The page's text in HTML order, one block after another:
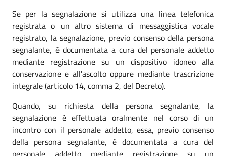
Se per la segnalazione si utilizza una linea telefonica
registrata o un altro sistema di messaggistica vocale
registrato, la segnalazione, previo consenso della persona
segnalante, è documentata a cura del personale addetto
mediante registrazione su un dispositivo idoneo alla
conservazione e all'ascolto oppure mediante trascrizione
integrale (articolo 14, comma 2, del Decreto).
Quando, su richiesta della persona segnalante, la
segnalazione è effettuata oralmente nel corso di un
incontro con il personale addetto, essa, previo consenso
della persona segnalante, è documentata a cura del